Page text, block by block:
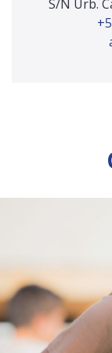
S/N Urb.